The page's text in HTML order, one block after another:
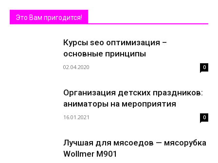
Это Вам пригодится!
Курсы seo оптимизация –
основные принципы
02.04.2020 0
Организация детских праздников:
аниматоры на мероприятия
16.01.2021 0
Лучшая для мясоедов — мясорубка
Wollmer M901